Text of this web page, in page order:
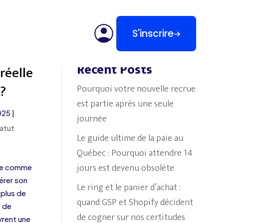
S'inscrire
|
comme
son
de
de
une
Search
Recent Posts
Pourquoi votre nouvelle recrue
est partie après une seule
journée
Le guide ultime de la paie au
Québec : Pourquoi attendre 14
jours est devenu obsolète
Le ring et le panier d’achat :
quand GSP et Shopify décident
de cogner sur nos certitudes